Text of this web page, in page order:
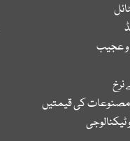
عجیب
مصنوعات کی قیمتیں